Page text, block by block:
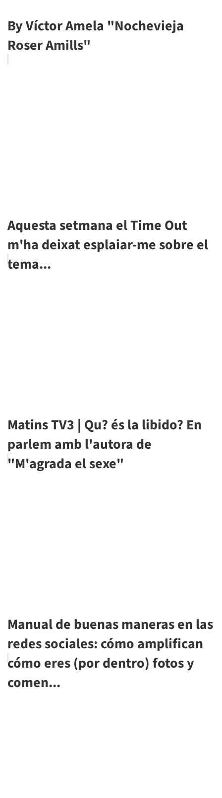
By Víctor Amela "Nochevieja
Roser Amills"
Aquesta setmana el Time Out
m'ha deixat esplaiar-me sobre el
tema...
Matins TV3 | Qu? és la libido? En
parlem amb l'autora de
"M'agrada el sexe"
Manual de buenas maneras en las
redes sociales: cómo amplifican
cómo eres (por dentro) fotos y
comen...